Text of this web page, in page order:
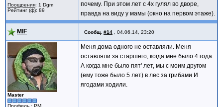
Поощрения: 1 Dgm
Рейтинг (ф): 89
почему. При этом лет с 4х гулял во дворе,
правда на виду у мамы (окно на первом этаже).
MIF Сообщ. #14 04.06.14, 23:20
Master
Профиль · PM
Меня дома одного не оставляли. Меня
оставляли за старшего, когда мне было 4 года.
А когда мне было пят' лет, мы с моим другом
(ему тоже было 5 лет) в лес за грибами И
ягодами ходили.